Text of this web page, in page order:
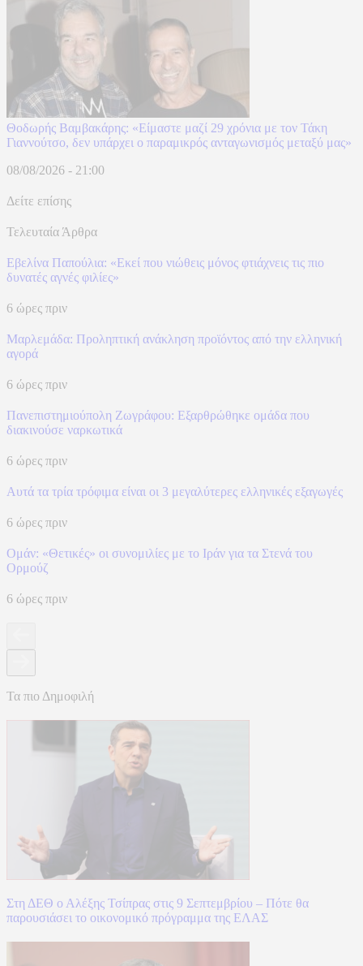
Θοδωρής Βαμβακάρης: «Είμαστε μαζί 29 χρόνια με τον Τάκη
Γιαννούτσο, δεν υπάρχει ο παραμικρός ανταγωνισμός μεταξύ μας»
08/08/2026 - 21:00
Δείτε επίσης
Τελευταία Άρθρα
Εβελίνα Παπούλια: «Εκεί που νιώθεις μόνος φτιάχνεις τις πιο
δυνατές αγνές φιλίες»
6 ώρες πριν
Μαρλεμάδα: Προληπτική ανάκληση προϊόντος από την ελληνική
αγορά
6 ώρες πριν
Πανεπιστημιούπολη Ζωγράφου: Εξαρθρώθηκε ομάδα που
διακινούσε ναρκωτικά
6 ώρες πριν
Αυτά τα τρία τρόφιμα είναι οι 3 μεγαλύτερες ελληνικές εξαγωγές
6 ώρες πριν
Ομάν: «Θετικές» οι συνομιλίες με το Ιράν για τα Στενά του
Ορμούζ
6 ώρες πριν
Τα πιο Δημοφιλή
Στη ΔΕΘ ο Αλέξης Τσίπρας στις 9 Σεπτεμβρίου – Πότε θα
παρουσιάσει το οικονομικό πρόγραμμα της ΕΛΑΣ